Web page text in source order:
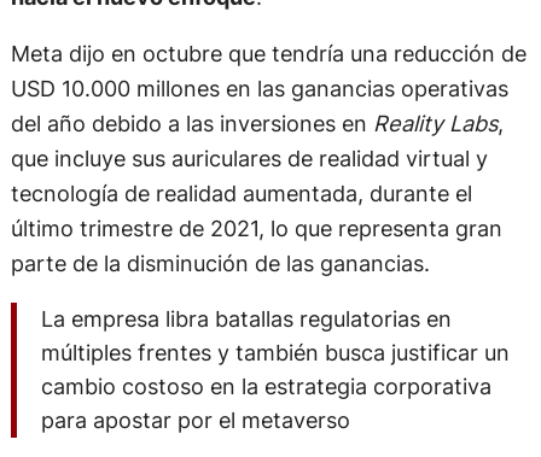
Meta dijo en octubre que tendría una reducción de
USD 10.000 millones en las ganancias operativas
del año debido a las inversiones en Reality Labs,
que incluye sus auriculares de realidad virtual y
tecnología de realidad aumentada, durante el
último trimestre de 2021, lo que representa gran
parte de la disminución de las ganancias.
La empresa libra batallas regulatorias en
múltiples frentes y también busca justificar un
cambio costoso en la estrategia corporativa
para apostar por el metaverso